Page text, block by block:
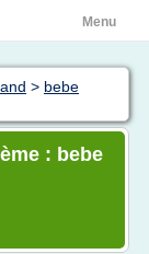
Menu
> bebe
: bebe